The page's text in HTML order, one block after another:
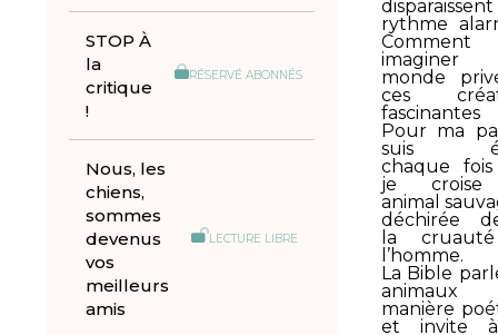
STOP À
la
critique
!
RÉSERVÉ ABONNÉS
Nous, les
chiens,
sommes
devenus
vos
meilleurs
amis
LECTURE LIBRE
rythme
Comment
monde
ces
Pour ma
suis
chaque
je
animal
déchirée
la
l’homme.
La Bible
manière
et invite